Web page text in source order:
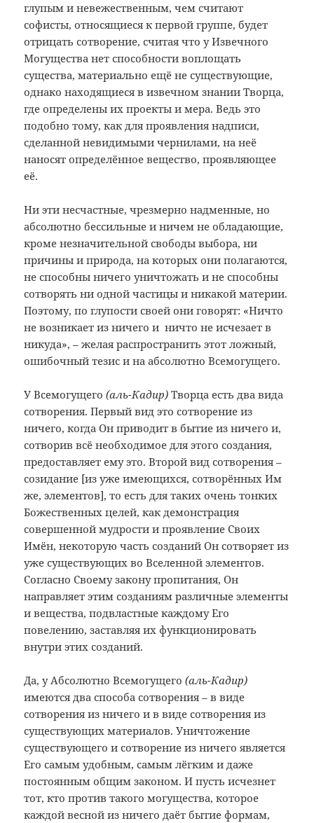
глупым и невежественным, чем считают
софисты, относящиеся к первой группе, будет
отрицать сотворение, считая что у Извечного
Могущества нет способности воплощать
существа, материально ещё не существующие,
однако находящиеся в извечном знании Творца,
где определены их проекты и мера. Ведь это
подобно тому, как для проявления надписи,
сделанной невидимыми чернилами, на неё
наносят определённое вещество, проявляющее
её.
Ни эти несчастные, чрезмерно надменные, но
абсолютно бессильные и ничем не обладающие,
кроме незначительной свободы выбора, ни
причины и природа, на которых они полагаются,
не способны ничего уничтожать и не способны
сотворять ни одной частицы и никакой материи.
Поэтому, по глупости своей они говорят: «Ничто
не возникает из ничего и ничто не исчезает в
никуда», – желая распространить этот ложный,
ошибочный тезис и на абсолютно Всемогущего.
У Всемогущего(аль-Кадир) Творца есть два вида
сотворения. Первый вид это сотворение из
ничего, когда Он приводит в бытие из ничего и,
сотворив всё необходимое для этого создания,
предоставляет ему это. Второй вид сотворения –
созидание [из уже имеющихся, сотворённых Им
же, элементов], то есть для таких очень тонких
Божественных целей, как демонстрация
совершенной мудрости и проявление Своих
Имён, некоторую часть созданий Он сотворяет из
уже существующих во Вселенной элементов.
Согласно Своему закону пропитания, Он
направляет этим созданиям различные элементы
и вещества, подвластные каждому Его
повелению, заставляя их функционировать
внутри этих созданий.
Да, у Абсолютно Всемогущего(аль-Кадир)
имеются два способа сотворения – в виде
сотворения из ничего и в виде сотворения из
существующих материалов. Уничтожение
существующего и сотворение из ничего является
Его самым удобным, самым лёгким и даже
постоянным общим законом. И пусть исчезнет
тот, кто против такого могущества, которое
каждой весной из ничего даёт бытие формам,